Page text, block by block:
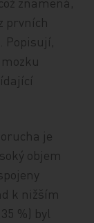
prvních
Popisují,
je
objem
k nižším
%) byl